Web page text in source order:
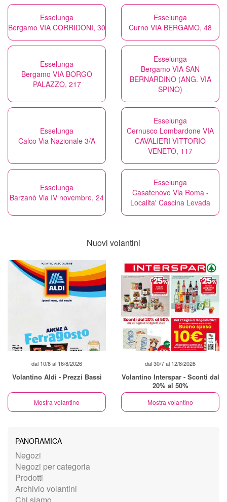
Esselunga
Bergamo VIA CORRIDONI, 30
Esselunga
Curno VIA BERGAMO, 48
Esselunga
Bergamo VIA BORGO
PALAZZO, 217
Esselunga
Bergamo VIA SAN
BERNARDINO (ANG. VIA
SPINO)
Esselunga
Calco Via Nazionale 3/A
Esselunga
Cernusco Lombardone VIA
CAVALIERI VITTORIO
VENETO, 117
Esselunga
Barzanò Via IV novembre, 24
Esselunga
Casatenovo Via Roma -
Localita' Cascina Levada
Nuovi volantini
dal 10/8 al 16/8/2026
Volantino Aldi - Prezzi Bassi
Mostra volantino
dal 30/7 al 12/8/2026
Volantino Interspar - Sconti dal
20% al 50%
Mostra volantino
PANORAMICA
Negozi
Negozi per categoria
Prodotti
Archivio volantini
Chi siamo